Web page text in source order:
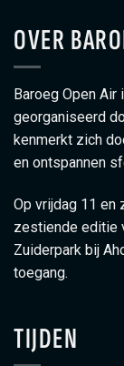
OVER
Baroeg Open
georganiseerd
kenmerkt zich
en ontspannen
Op vrijdag 11 en
zestiende editie
Zuiderpark bij
toegang.
TIJDEN